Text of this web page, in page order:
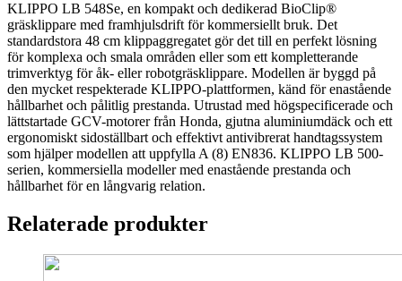
KLIPPO LB 548Se, en kompakt och dedikerad BioClip®
gräsklippare med framhjulsdrift för kommersiellt bruk. Det
standardstora 48 cm klippaggregatet gör det till en perfekt lösning
för komplexa och smala områden eller som ett kompletterande
trimverktyg för åk- eller robotgräsklippare. Modellen är byggd på
den mycket respekterade KLIPPO-plattformen, känd för enastående
hållbarhet och pålitlig prestanda. Utrustad med högspecificerade och
lättstartade GCV-motorer från Honda, gjutna aluminiumdäck och ett
ergonomiskt sidoställbart och effektivt antivibrerat handtagssystem
som hjälper modellen att uppfylla A (8) EN836. KLIPPO LB 500-
serien, kommersiella modeller med enastående prestanda och
hållbarhet för en långvarig relation.
Relaterade produkter